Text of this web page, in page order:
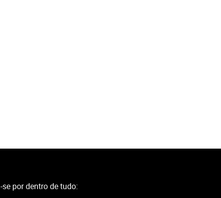
por dentro de tudo: